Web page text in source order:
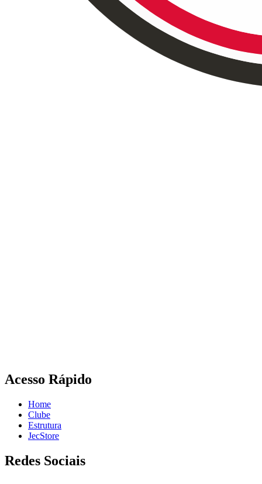
Acesso Rápido
Home
Clube
Estrutura
JecStore
Redes Sociais